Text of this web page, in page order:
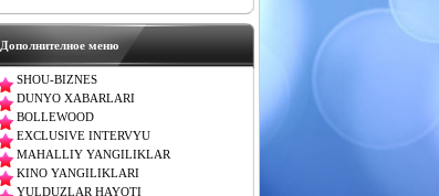
Дополнителное меню
SHOU-BIZNES
DUNYO XABARLARI
BOLLEWOOD
EXCLUSIVE INTERVYU
MAHALLIY YANGILIKLAR
KINO YANGILIKLARI
YULDUZLAR HAYOTI